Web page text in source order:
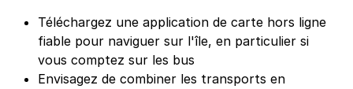
Téléchargez une application de carte hors ligne
fiable pour naviguer sur l'île, en particulier si
vous comptez sur les bus
Envisagez de combiner les transports en